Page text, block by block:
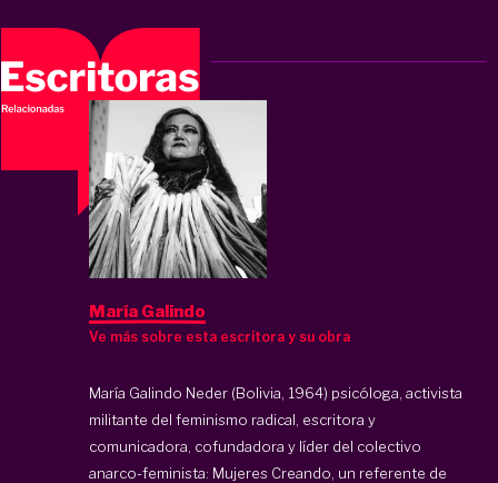
María Galindo
Ve más sobre esta escritora y su obra
María Galindo Neder (Bolivia, 1964) psicóloga, activista
militante del feminismo radical, escritora y
comunicadora, cofundadora y líder del colectivo
anarco-feminista: Mujeres Creando, un referente de